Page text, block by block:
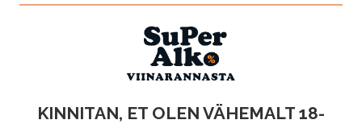
KINNITAN, ET OLEN VÄHEMALT 18-